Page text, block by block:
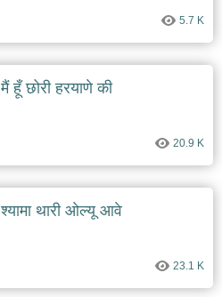
5.7 K
मैं हूँ छोरी हरयाणे की
20.9 K
श्यामा थारी ओल्यू आवे
23.1 K